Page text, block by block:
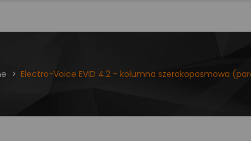
Electro-Voice EVID 4.2 - kolumna szerokopasmowa